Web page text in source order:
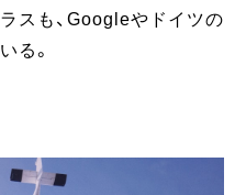
スも、Googleやドイツの
る。